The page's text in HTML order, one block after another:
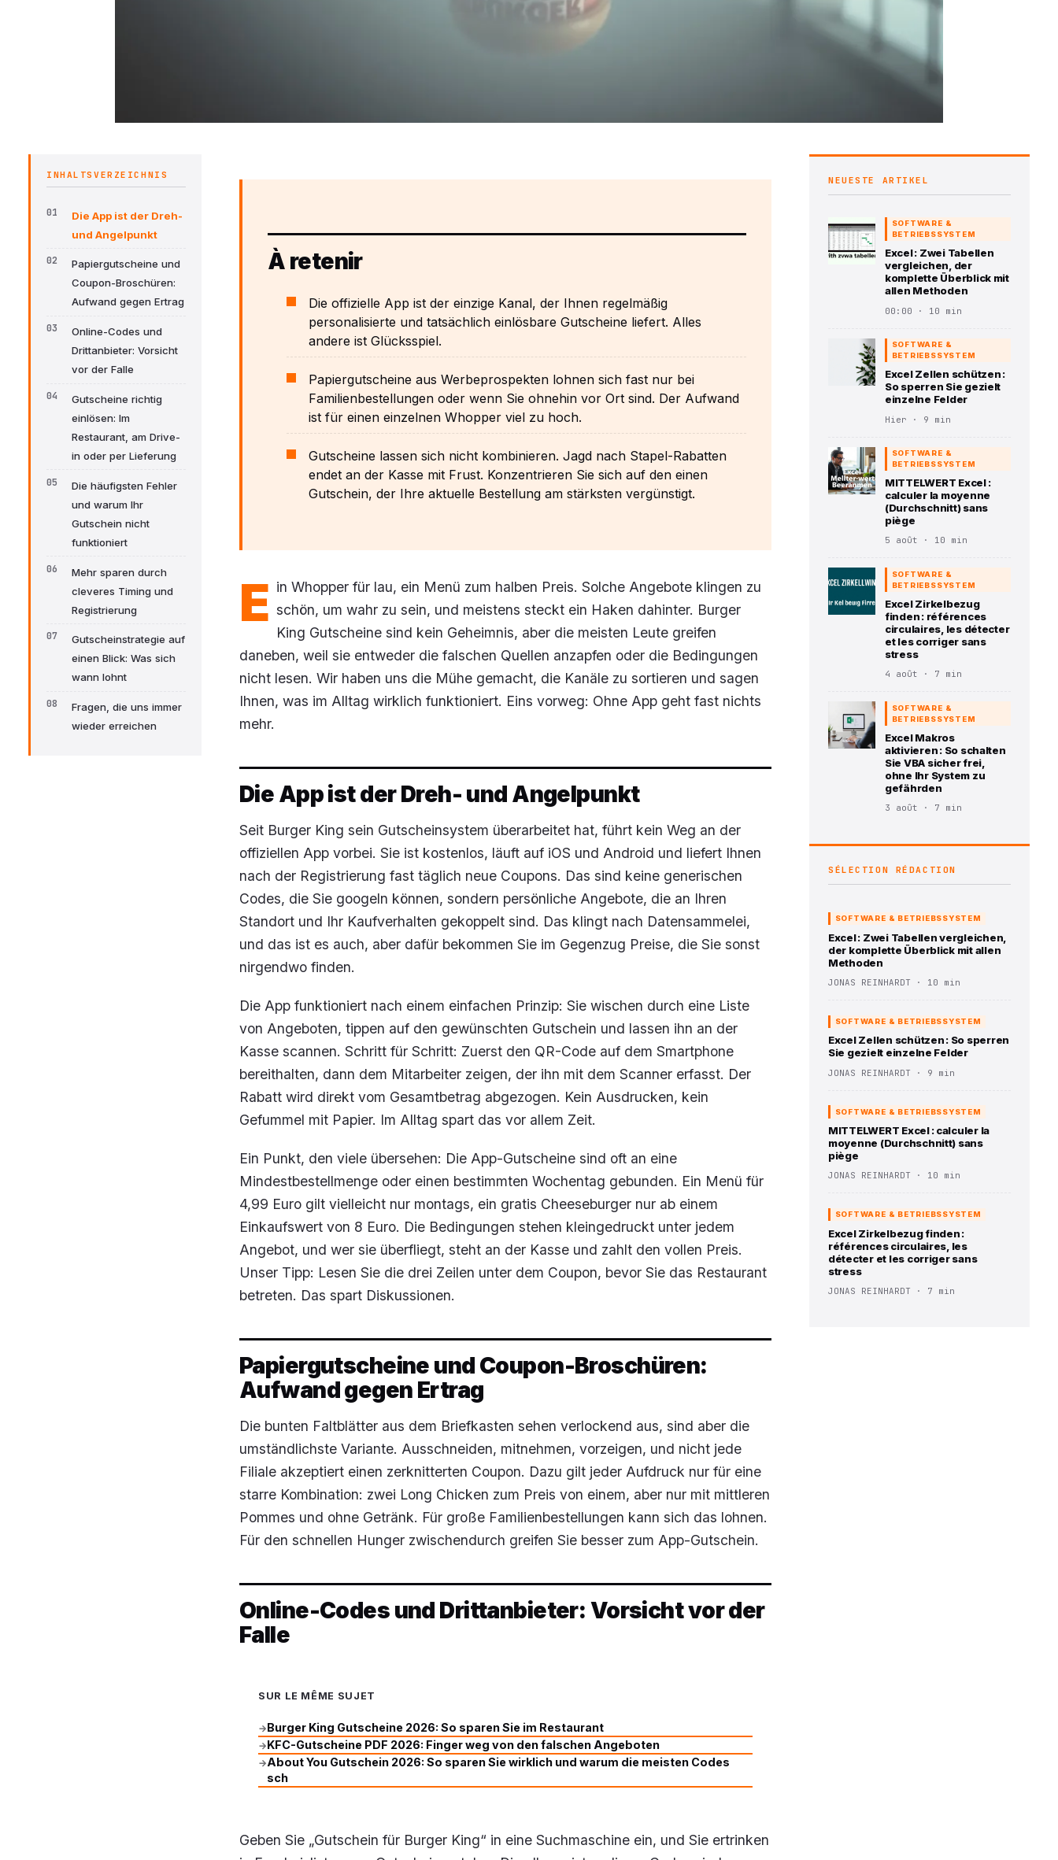
INHALTSVERZEICHNIS
Die App ist der Dreh-
und Angelpunkt
Papiergutscheine und
Coupon-Broschüren:
Aufwand gegen Ertrag
Online-Codes und
Drittanbieter: Vorsicht
vor der Falle
Gutscheine richtig
einlösen: Im
Restaurant, am Drive-
in oder per Lieferung
Die häufigsten Fehler
und warum Ihr
Gutschein nicht
funktioniert
Mehr sparen durch
cleveres Timing und
Registrierung
Gutscheinstrategie auf
einen Blick: Was sich
wann lohnt
Fragen, die uns immer
wieder erreichen
À retenir
Die offizielle App ist der einzige Kanal, der Ihnen regelmäßig
personalisierte und tatsächlich einlösbare Gutscheine liefert. Alles
andere ist Glücksspiel.
Papiergutscheine aus Werbeprospekten lohnen sich fast nur bei
Familienbestellungen oder wenn Sie ohnehin vor Ort sind. Der Aufwand
ist für einen einzelnen Whopper viel zu hoch.
Gutscheine lassen sich nicht kombinieren. Jagd nach Stapel-Rabatten
endet an der Kasse mit Frust. Konzentrieren Sie sich auf den einen
Gutschein, der Ihre aktuelle Bestellung am stärksten vergünstigt.
E in Whopper für lau, ein Menü zum halben Preis. Solche Angebote klingen zu
schön, um wahr zu sein, und meistens steckt ein Haken dahinter. Burger
King Gutscheine sind kein Geheimnis, aber die meisten Leute greifen
daneben, weil sie entweder die falschen Quellen anzapfen oder die Bedingungen
nicht lesen. Wir haben uns die Mühe gemacht, die Kanäle zu sortieren und sagen
Ihnen, was im Alltag wirklich funktioniert. Eins vorweg: Ohne App geht fast nichts
mehr.
Die App ist der Dreh- und Angelpunkt
Seit Burger King sein Gutscheinsystem überarbeitet hat, führt kein Weg an der
offiziellen App vorbei. Sie ist kostenlos, läuft auf iOS und Android und liefert Ihnen
nach der Registrierung fast täglich neue Coupons. Das sind keine generischen
Codes, die Sie googeln können, sondern persönliche Angebote, die an Ihren
Standort und Ihr Kaufverhalten gekoppelt sind. Das klingt nach Datensammelei,
und das ist es auch, aber dafür bekommen Sie im Gegenzug Preise, die Sie sonst
nirgendwo finden.
Die App funktioniert nach einem einfachen Prinzip: Sie wischen durch eine Liste
von Angeboten, tippen auf den gewünschten Gutschein und lassen ihn an der
Kasse scannen. Schritt für Schritt: Zuerst den QR-Code auf dem Smartphone
bereithalten, dann dem Mitarbeiter zeigen, der ihn mit dem Scanner erfasst. Der
Rabatt wird direkt vom Gesamtbetrag abgezogen. Kein Ausdrucken, kein
Gefummel mit Papier. Im Alltag spart das vor allem Zeit.
Ein Punkt, den viele übersehen: Die App-Gutscheine sind oft an eine
Mindestbestellmenge oder einen bestimmten Wochentag gebunden. Ein Menü für
4,99 Euro gilt vielleicht nur montags, ein gratis Cheeseburger nur ab einem
Einkaufswert von 8 Euro. Die Bedingungen stehen kleingedruckt unter jedem
Angebot, und wer sie überfliegt, steht an der Kasse und zahlt den vollen Preis.
Unser Tipp: Lesen Sie die drei Zeilen unter dem Coupon, bevor Sie das Restaurant
betreten. Das spart Diskussionen.
Papiergutscheine und Coupon-Broschüren:
Aufwand gegen Ertrag
Die bunten Faltblätter aus dem Briefkasten sehen verlockend aus, sind aber die
umständlichste Variante. Ausschneiden, mitnehmen, vorzeigen, und nicht jede
Filiale akzeptiert einen zerknitterten Coupon. Dazu gilt jeder Aufdruck nur für eine
starre Kombination: zwei Long Chicken zum Preis von einem, aber nur mit mittleren
Pommes und ohne Getränk. Für große Familienbestellungen kann sich das lohnen.
Für den schnellen Hunger zwischendurch greifen Sie besser zum App-Gutschein.
Online-Codes und Drittanbieter: Vorsicht vor der
Falle
SUR LE MÊME SUJET
→Burger King Gutscheine 2026: So sparen Sie im Restaurant
→KFC-Gutscheine PDF 2026: Finger weg von den falschen Angeboten
→About You Gutschein 2026: So sparen Sie wirklich und warum die meisten Codes
sch
Geben Sie „Gutschein für Burger King“ in eine Suchmaschine ein, und Sie ertrinken
NEUESTE ARTIKEL
SOFTWARE &
BETRIEBSSYSTEM
Excel : Zwei Tabellen
vergleichen, der
komplette Überblick mit
allen Methoden
00:00 · 10 min
SOFTWARE &
BETRIEBSSYSTEM
Excel Zellen schützen :
So sperren Sie gezielt
einzelne Felder
Hier · 9 min
SOFTWARE &
BETRIEBSSYSTEM
MITTELWERT Excel :
calculer la moyenne
(Durchschnitt) sans
piège
5 août · 10 min
SOFTWARE &
BETRIEBSSYSTEM
Excel Zirkelbezug
finden : références
circulaires, les détecter
et les corriger sans
stress
4 août · 7 min
SOFTWARE &
BETRIEBSSYSTEM
Excel Makros
aktivieren : So schalten
Sie VBA sicher frei,
ohne Ihr System zu
gefährden
3 août · 7 min
SÉLECTION RÉDACTION
SOFTWARE & BETRIEBSSYSTEM
Excel : Zwei Tabellen vergleichen,
der komplette Überblick mit allen
Methoden
JONAS REINHARDT · 10 min
SOFTWARE & BETRIEBSSYSTEM
Excel Zellen schützen : So sperren
Sie gezielt einzelne Felder
JONAS REINHARDT · 9 min
SOFTWARE & BETRIEBSSYSTEM
MITTELWERT Excel : calculer la
moyenne (Durchschnitt) sans
piège
JONAS REINHARDT · 10 min
SOFTWARE & BETRIEBSSYSTEM
Excel Zirkelbezug finden :
références circulaires, les
détecter et les corriger sans
stress
JONAS REINHARDT · 7 min